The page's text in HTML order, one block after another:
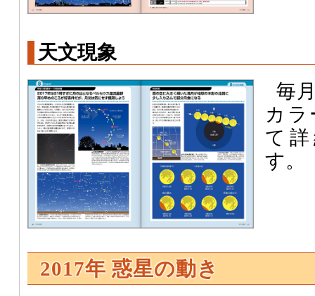
天文現象
毎
カラ
て
す。
2017年 惑星の動き